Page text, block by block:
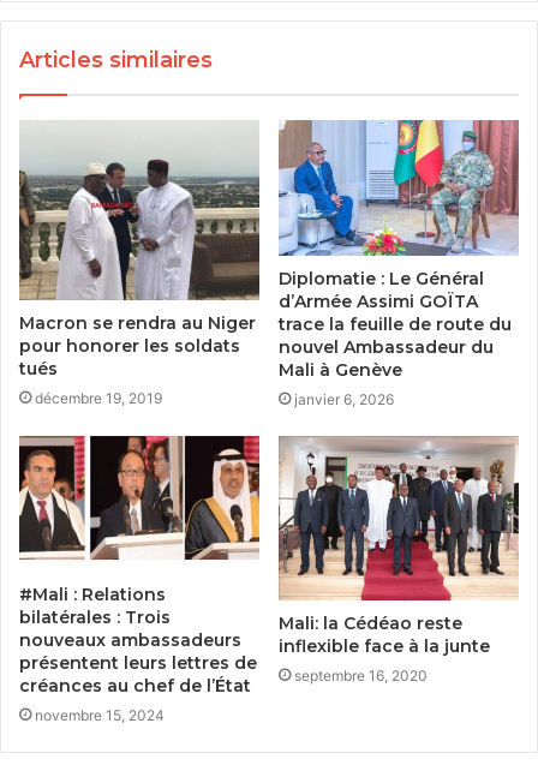
Articles similaires
Macron se rendra au Niger
pour honorer les soldats
tués
décembre 19, 2019
Diplomatie : Le Général
d’Armée Assimi GOÏTA
trace la feuille de route du
nouvel Ambassadeur du
Mali à Genève
janvier 6, 2026
#Mali : Relations
bilatérales : Trois
nouveaux ambassadeurs
présentent leurs lettres de
créances au chef de l’État
novembre 15, 2024
Mali: la Cédéao reste
inflexible face à la junte
septembre 16, 2020